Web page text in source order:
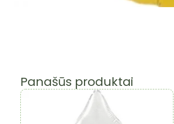
Panašūs produktai